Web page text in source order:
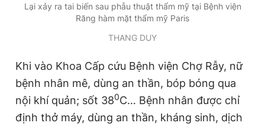
Lại xảy ra tai biến sau phẫu thuật thẩm mỹ tại Bệnh viện
Răng hàm mặt thẩm mỹ Paris
THANG DUY
Khi vào Khoa Cấp cứu Bệnh viện Chợ Rẫy, nữ
bệnh nhân mê, dùng an thần, bóp bóng qua
nội khí quản; sốt 380C… Bệnh nhân được chỉ
định thở máy, dùng an thần, kháng sinh, dịch